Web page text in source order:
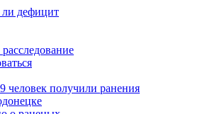
ли дефицит
человек получили ранения